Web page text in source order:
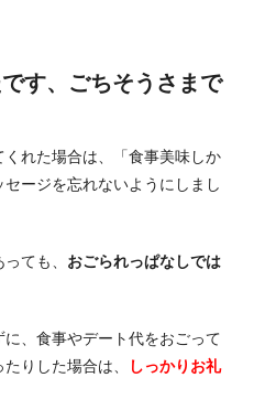
です、ごちそうさまで
れた場合は、「食事美味しか
ージを忘れないようにしまし
ても、 おごられっぱなしでは
、食事やデート代をおごって
りした場合は、
しっかりお礼